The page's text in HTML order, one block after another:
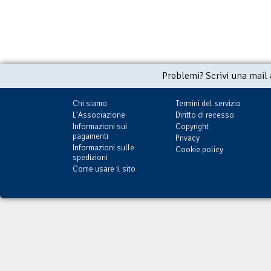
Problemi? Scrivi una
Chi siamo
L'Associazione
Informazioni sui
pagamenti
Informazioni sulle
spedizioni
Come usare il sito
Termini del servizio
Diritto di recesso
Copyright
Privacy
Cookie policy